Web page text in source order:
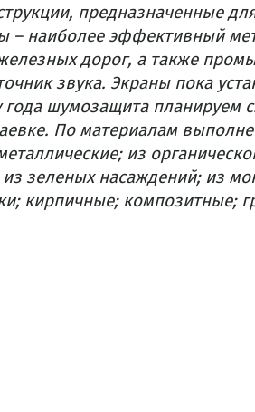
предназначенные
– наиболее эффективный
дорог, а также
звука. Экраны пока
шумозащита планируем
По материалам
из
зеленых насаждений; из
кирпичные; композитные;